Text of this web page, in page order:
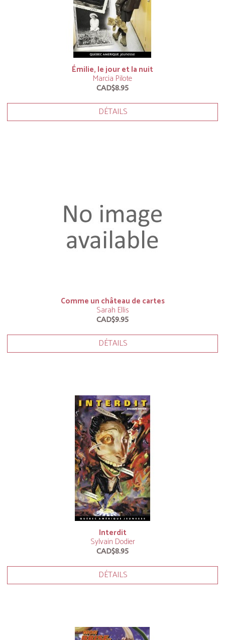
Émilie, le jour et la nuit
Marcia Pilote
CAD$8.95
DÉTAILS
Comme un château de cartes
Sarah Ellis
CAD$9.95
DÉTAILS
Interdit
Sylvain Dodier
CAD$8.95
DÉTAILS